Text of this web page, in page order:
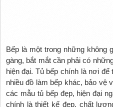
Bếp là một trong những không
gàng, bắt mắt cần phải có
hiện đại. Tủ bếp chính là nơi
nhiều đồ làm bếp khác, bảo vệ
các mẫu tủ bếp đẹp, hiện đại
chính là thiết kế đẹp, chất